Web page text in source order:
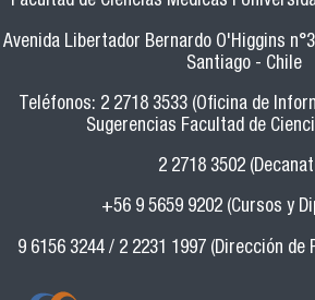
Avenida Libertador Bernardo O'Higgins
Santiago - Chile
Teléfonos: 2 2718 3533 (Oficina de
Sugerencias Facultad de
2 2718 3502
+56 9 5659 9202 (Cursos y
9 6156 3244 / 2 2231 1997 (Dirección